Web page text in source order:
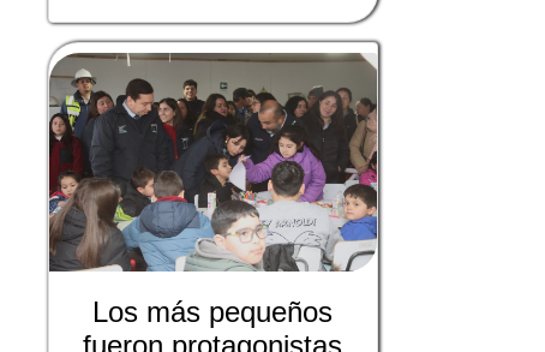
Los más pequeños
fueron protagonistas